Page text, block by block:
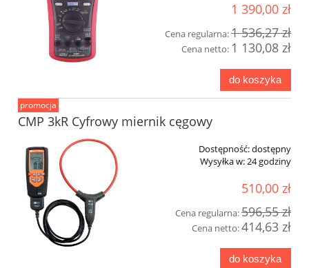
1 390,00 zł
Cena regularna:1 536,27 zł
Cena netto: 1 130,08 zł
do koszyka
CMP 3kR Cyfrowy miernik cęgowy
Dostępność:dostępny
Wysyłka w:24 godziny
510,00 zł
Cena regularna:596,55 zł
Cena netto:414,63 zł
do koszyka
promocja